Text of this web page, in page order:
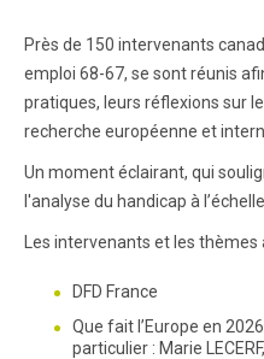
Près de 150 intervenants
emploi 68-67, se sont réunis
pratiques, leurs réflexions sur
recherche européenne et
Un moment éclairant, qui
l'analyse du handicap à
Les intervenants et les
DFD France
Que fait l’Europe en
particulier : Marie